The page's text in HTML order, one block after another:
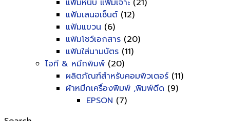
แฟ้มหนีบ แฟ้มเจาะ (21)
แฟ้มเสนอเซ็นต์ (12)
แฟ้มแขวน (6)
แฟ้มโชว์เอกสาร (20)
แฟ้มใส่นามบัตร (11)
ไอที & หมึกพิมพ์ (20)
ผลิตภัณฑ์สำหรับคอมพิวเตอร์ (11)
ผ้าหมึกเครื่องพิมพ์ ,พิมพ์ดีด (9)
EPSON (7)